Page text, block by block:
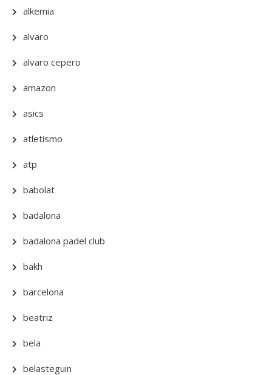
alkemia
alvaro
alvaro cepero
amazon
asics
atletismo
atp
babolat
badalona
badalona padel club
bakh
barcelona
beatriz
bela
belasteguin